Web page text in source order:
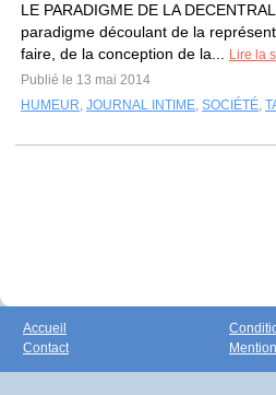
LE PARADIGME DE LA
paradigme découlant de la
faire, de la conception de la...
Lire la
Publié le 13 mai 2014
HUMEUR, JOURNAL INTIME, SOCIÉTÉ,
Accueil
Contact